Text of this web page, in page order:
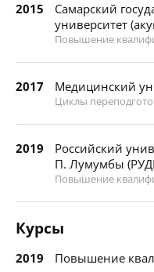
2015
Самарский
университет
Повышение
2017 Медицинский
Циклы
2019
Российский
П. Лумумбы
Повышение
Курсы
2019 Повышение